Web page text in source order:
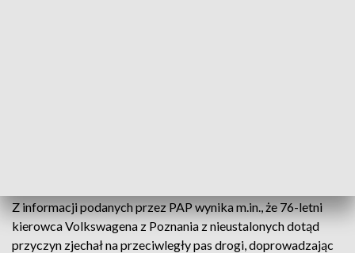
Z informacji podanych przez PAP wynika m.in., że 76-letni
kierowca Volkswagena z Poznania z nieustalonych dotąd
przyczyn zjechał na przeciwległy pas drogi, doprowadzając